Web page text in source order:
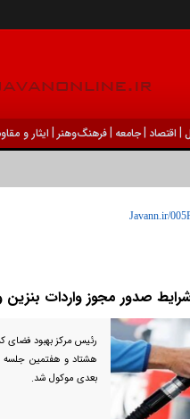
| اقتصاد |جامعه |فرهنگ‌و‌هنر | ایثار و
صدور مجوز واردات
رئیس مرکز بهبود فضای
هشتاد و هفتمین جلسه
بعدی موکول شد.